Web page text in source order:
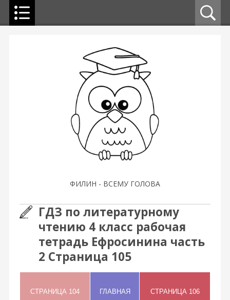
ФИЛИН - ВСЕМУ ГОЛОВА
ГДЗ по литературному
чтению 4 класс рабочая
тетрадь Ефросинина часть
2 Страница 105